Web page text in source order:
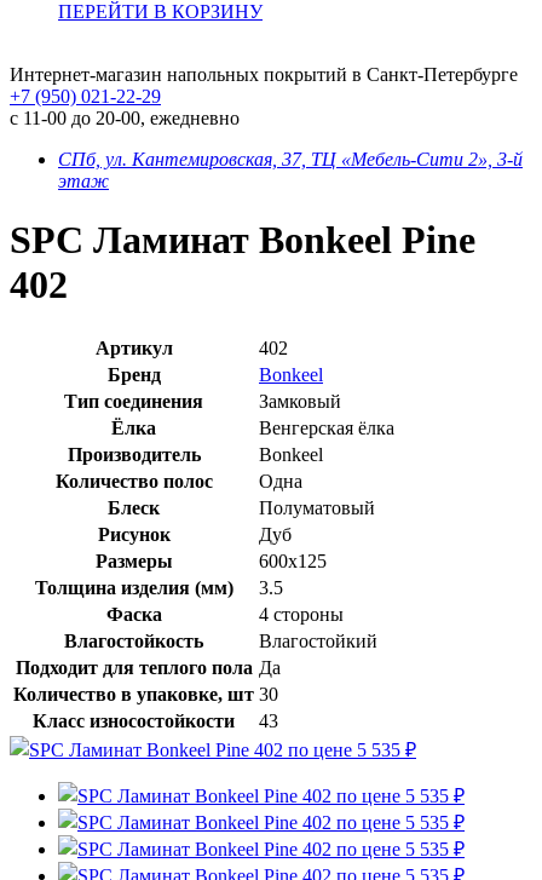
ПЕРЕЙТИ В КОРЗИНУ
Интернет-магазин напольных покрытий в Санкт-Петербурге
+7 (950) 021-22-29
с 11-00 до 20-00, ежедневно
СПб, ул. Кантемировская, 37, ТЦ «Мебель-Сити 2», 3-й
этаж
SPC Ламинат Bonkeel Pine
402
Артикул
402
Бренд
Bonkeel
Тип соединения
Замковый
Ёлка
Венгерская ёлка
Производитель
Bonkeel
Количество полос
Одна
Блеск
Полуматовый
Рисунок
Дуб
Размеры
600х125
Толщина изделия (мм)
3.5
Фаска
4 стороны
Влагостойкость
Влагостойкий
Подходит для теплого пола Да
Количество в упаковке, шт 30
Класс износостойкости
43